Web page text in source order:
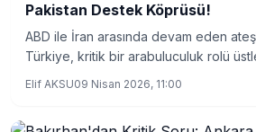
Pakistan Destek Köprüsü!
ABD ile İran arasında devam eden
Türkiye, kritik bir arabuluculuk rolü
Elif AKSU09 Nisan 2026, 11:00